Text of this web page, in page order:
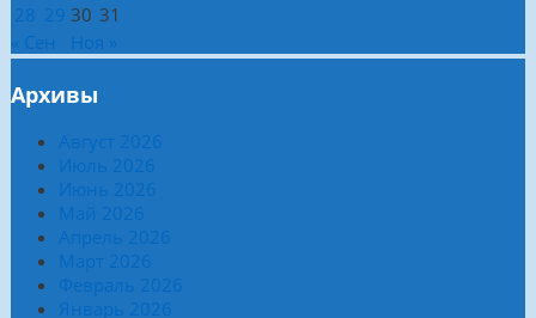
28 29 30 31
« Сен
Ноя »
Архивы
Август 2026
Июль 2026
Июнь 2026
Май 2026
Апрель 2026
Март 2026
Февраль 2026
Январь 2026